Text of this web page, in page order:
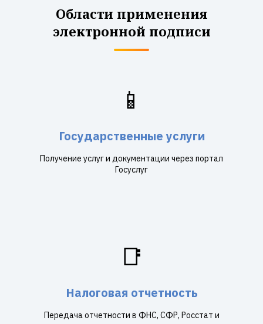
Области применения
электронной подписи
📱
Государственные услуги
Получение услуг и документации через портал
Госуслуг
📑
Налоговая отчетность
Передача отчетности в ФНС, СФР, Росстат и